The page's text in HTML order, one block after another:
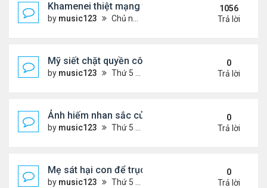
Khamenei thiệt mạng trong cuộc tấn công phối
by music123 Chủ nhật Tháng 3 01, 2026 5:22 am
1056
Trả lời
Mỹ siết chặt quyền công dân theo nơi sinh, mở
by music123 Thứ 5 Tháng 8 06, 2026 5:09 pm
0
Trả lời
Ảnh hiếm nhan sắc của Thẩm Thuý Hằng
by music123 Thứ 5 Tháng 8 06, 2026 4:56 pm
0
Trả lời
Mẹ sát hại con để trục lợi bảo hiểm
by music123 Thứ 5 Tháng 8 06, 2026 4:53 pm
0
Trả lời